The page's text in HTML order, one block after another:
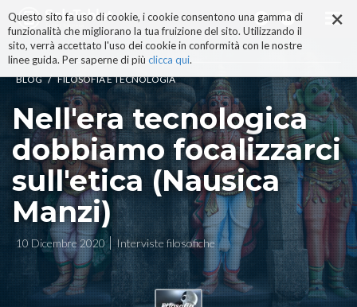
×
Questo sito fa uso di cookie, i cookie consentono una gamma di
funzionalità che migliorano la tua fruizione del sito. Utilizzando il
sito, verrà accettato l'uso dei cookie in conformità con le nostre
linee guida. Per saperne di più clicca qui.
ai
contenuti.
|
alla
navigazione
BLOG / FILOSOFIA E TECNOLOGIA
Nell'era tecnologica
dobbiamo focalizzarci
sull'etica (Nausica
Manzi)
10 Dicembre 2020 Interviste filosofiche